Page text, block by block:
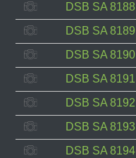
DSB SA 8188
DSB SA 8189
DSB SA 8190
DSB SA 8191
DSB SA 8192
DSB SA 8193
DSB SA 8194